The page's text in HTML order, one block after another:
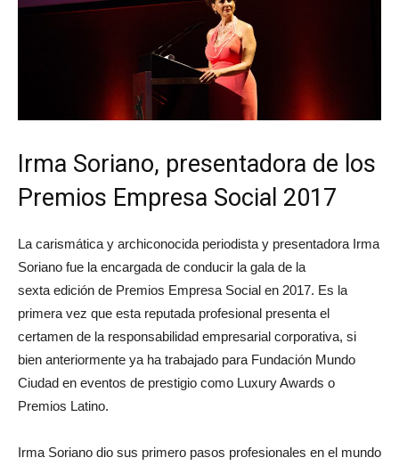
Irma Soriano, presentadora de los
Premios Empresa Social 2017
La carismática y archiconocida periodista y presentadora Irma
Soriano fue la encargada de conducir la gala de la
sexta edición de Premios Empresa Social en 2017. Es la
primera vez que esta reputada profesional presenta el
certamen de la responsabilidad empresarial corporativa, si
bien anteriormente ya ha trabajado para Fundación Mundo
Ciudad en eventos de prestigio como Luxury Awards o
Premios Latino.
Irma Soriano dio sus primero pasos profesionales en el mundo